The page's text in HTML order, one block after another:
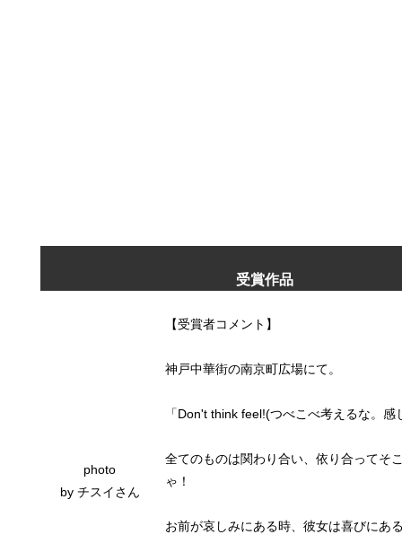
受賞作品
photo
by チスイさん
【受賞者コメント】
神戸中華街の南京町広場にて。
「Don't think feel!(つべこべ考えるな。感
全てのものは関わり合い、依り合ってそ
ゃ！
お前が哀しみにある時、彼女は喜びにあ